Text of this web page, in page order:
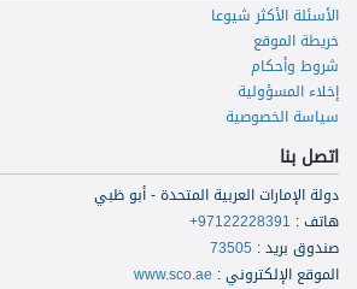
الأسئلة الأكثر شيوعا
خريطة الموقع
شروط وأحكام
إخلاء المسؤولية
سياسة الخصوصية
اتصل بنا
دولة الإمارات العربية المتحدة - أبو ظبي
هاتف:
+97122228391
صندوق بريد:
73505
الموقع الإلكتروني:
www.sco.ae